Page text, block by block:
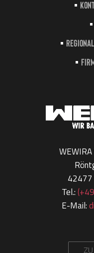
42477
Tel.:
E-Mail: